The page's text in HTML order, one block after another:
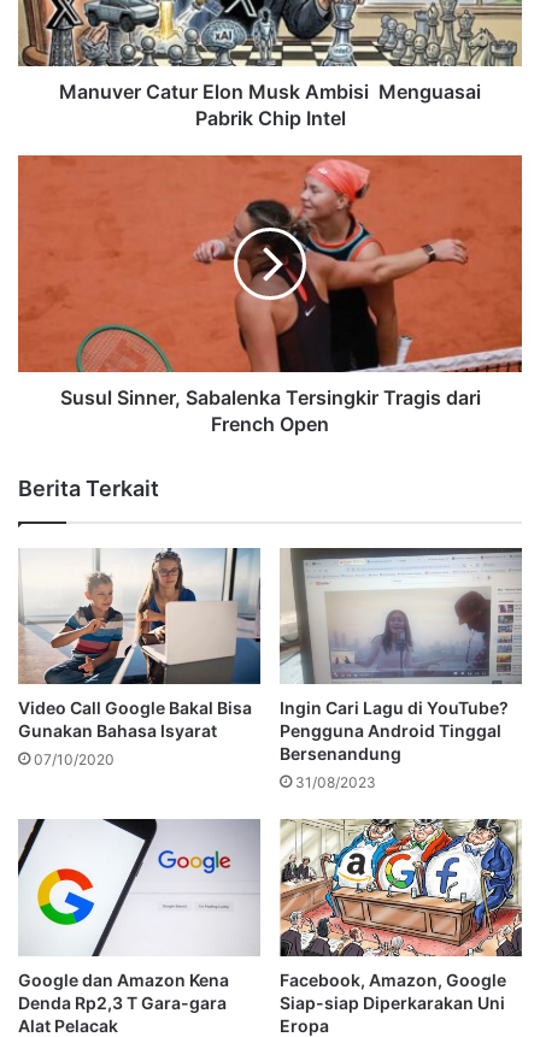
Manuver Catur Elon Musk Ambisi Menguasai
Pabrik Chip Intel
Susul Sinner, Sabalenka Tersingkir Tragis dari
French Open
Berita Terkait
Video Call Google Bakal Bisa
Gunakan Bahasa Isyarat
07/10/2020
Ingin Cari Lagu di YouTube?
Pengguna Android Tinggal
Bersenandung
31/08/2023
Google dan Amazon Kena
Denda Rp2,3 T Gara-gara
Alat Pelacak
Facebook, Amazon, Google
Siap-siap Diperkarakan Uni
Eropa